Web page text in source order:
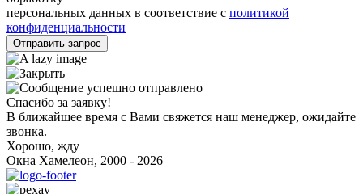
персональных данных в соответствие с политикой
конфиденциальности
Отправить запрос
Спасибо за заявку!
В ближайшее время с Вами свяжется наш менеджер, ожидайте
звонка.
Хорошо, жду
Окна Хамелеон, 2000 - 2026